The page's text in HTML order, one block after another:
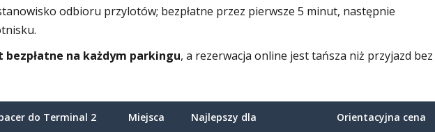
odbioru przylotów; bezpłatne przez pierwsze 5 minut, następnie
na każdym parkingu, a rezerwacja online jest tańsza niż przyjazd bez
do Terminal 2 Miejsca Najlepszy dla Orientacyjna cena